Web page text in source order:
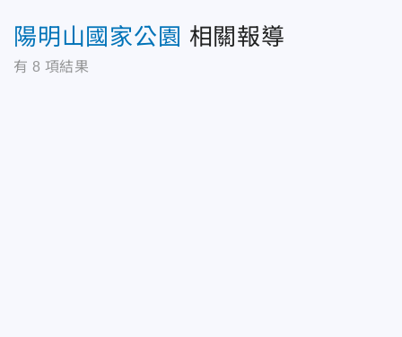
陽明山國家公園 相關報導
有 8 項結果